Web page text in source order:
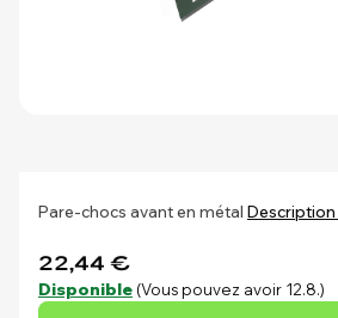
Pare-chocs avant en métal
22,44 €
Disponible (Vous pouvez avoir 12.8.)